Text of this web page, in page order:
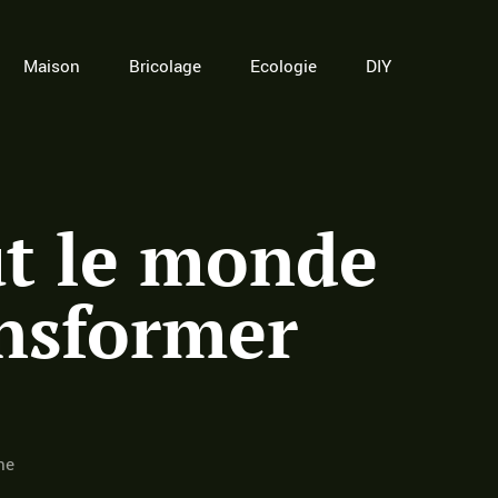
Maison Bricolage Ecologie DIY
le monde